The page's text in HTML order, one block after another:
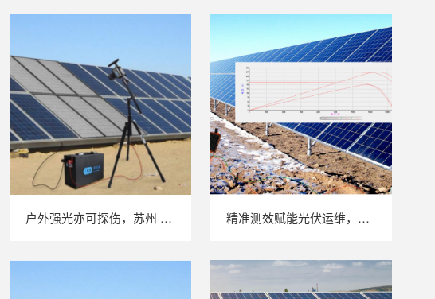
户外强光亦可探伤，苏州 LAILX LXG30 便携式 EL 检测仪重塑光伏组件无损检测标准 精准测效赋能光伏运维，苏州 LAILX LX‑PV32 便携式 IV 测试仪打造现场检测新标杆